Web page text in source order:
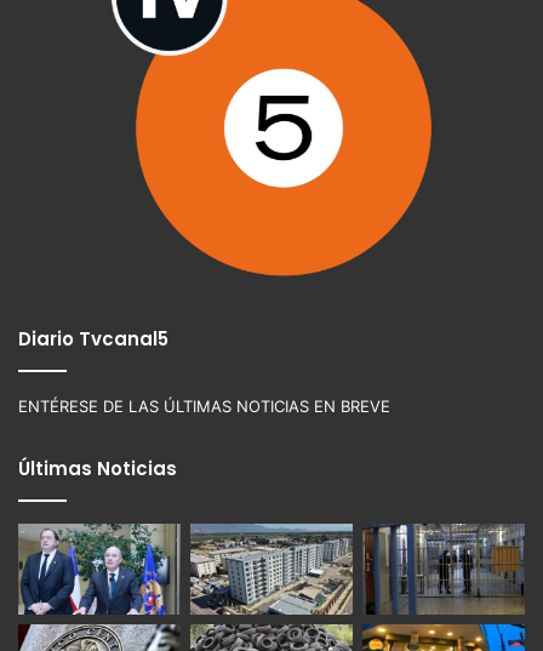
Diario Tvcanal5
ENTÉRESE DE LAS ÚLTIMAS NOTICIAS EN BREVE
Últimas Noticias